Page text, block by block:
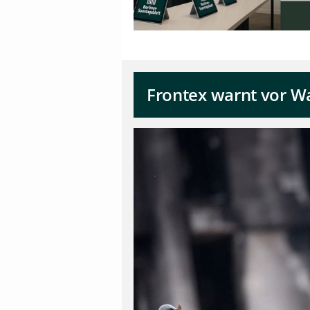
Frontex warnt vor